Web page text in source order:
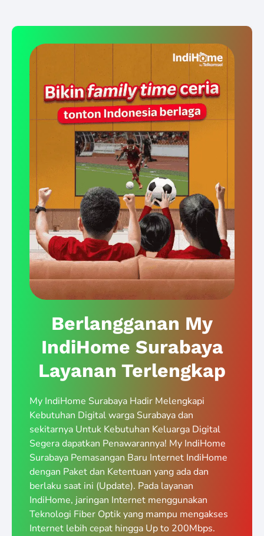
Berlangganan My
IndiHome Surabaya
Layanan Terlengkap
My IndiHome Surabaya Hadir Melengkapi
Kebutuhan Digital warga Surabaya dan
sekitarnya Untuk Kebutuhan Keluarga Digital
Segera dapatkan Penawarannya! My IndiHome
Surabaya Pemasangan Baru Internet IndiHome
dengan Paket dan Ketentuan yang ada dan
berlaku saat ini (Update). Pada layanan
IndiHome, jaringan Internet menggunakan
Teknologi Fiber Optik yang mampu mengakses
Internet lebih cepat hingga Up to 200Mbps.